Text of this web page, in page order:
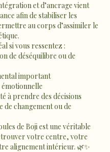
et d’ancrage vient
afin de stabiliser les
au corps d’assimiler le
si vous ressentez :
de déséquilibre ou de
important
à prendre des décisions
de changement ou de
de Boji est une véritable
votre centre, votre
alignement intérieur. 🌿✨